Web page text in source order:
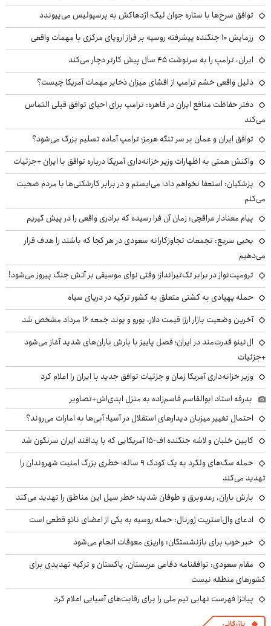
توافق سرخ‌ها با ستاره جوان لیگ؛ اژدهاکش به پرسپولیس می‌پیوندد
رزمایش ۱۰ جنگنده پیشرفته روسیه بر فراز اروپای مرکزی با مهمات واقعی
ایران، ترامپ را به سرنوشت ۴۵ سال پیش کارتر دچار می‌کند
دلیل واقعی خشم ترامپ از افشای میزان ذخایر مهمات آمریکا چیست؟
دفتر حفاظت منافع ایران در قاهره: ترامپ برای احیای توافق قبلی التماس
می‌کند
توافق ایران و عمان بر سر تنگه هرمز؛ ترامپ آماده تسلیم بزرگ می‌شود؟
واکنش همتی به اظهارات وزیر خزانه‌داری آمریکا درباره توافق با ایران +جزئیات
پزشکیان: استعفا نخواهم داد؛ می‌ایستم و در برابر کارشکنی‌ها با مردم صحبت
می‌کنم
پیام معنادار عراقچی: زمان آن فرا رسیده که برادری واقعی را در پیش گیریم
یحیی سریع: تجمعات تجاوزکارانه سعودی در هر کجا که باشند را هدف قرار
می‌دهیم
ترومپت‌نواز در برابر تک‌تیرانداز؛ وقتی نوای موسیقی بر آتش جنگ پیروز می‌شود!
حمله پهپادی به کشتی متعلق به کشور ترکیه در دریای سیاه
آخرین وضعیت بازار ارز؛ قیمت دلار، یورو و پوند جمعه ۱۶ مرداد مشخص شد
ال‌نینو قدرت‌مند در ایران؛ فصل پاییز با بارش باران‌های شدید آغاز می‌شود
+جزئیات
وزیر خزانه‌داری آمریکا زمان و جزئیات توافق جدید با ایران را اعلام کرد
بدرقه استاد ابوالقاسم قاسم‌زاده به منزل ابدی‌اش+تصاویر
احتمال تغییر میزبان دیدارهای استقلال در آسیا؛ آبی‌ها به امارات می‌روند؟
کابین خلبان و لاشه جنگنده اف-۱۵ آمریکایی که با پدافند ایران سرنگون شد
حمله سگ‌های ولگرد به یک کودک ۹ ساله؛ خطری بزرگ امنیت شهروندان را
تهدید می‌کند
بارش باران، رعدوبرق و طوفان شدید؛ خطر سیل این مناطق را تهدید می‌کند
ادعای وال‌استریت ژورنال: حمله روسیه به یکی از اعضای ناتو قطعی است
خبر خوب برای بازنشستگان: واریزی معوقات انجام می‌شود
مقام سعودی: توافقنامه دفاعی عربستان، پاکستان و ترکیه تهدیدی برای
کشورهای منطقه نیست
پیاتزا فهرست نهایی تیم ملی را برای رقابت‌های آسیایی اعلام کرد